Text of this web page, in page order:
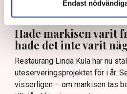
Endast
Hade markisen varit
hade det inte varit
Restaurang Linda Kula har nu
uteserveringsprojektet för i år.
visserligen – om markisen tas